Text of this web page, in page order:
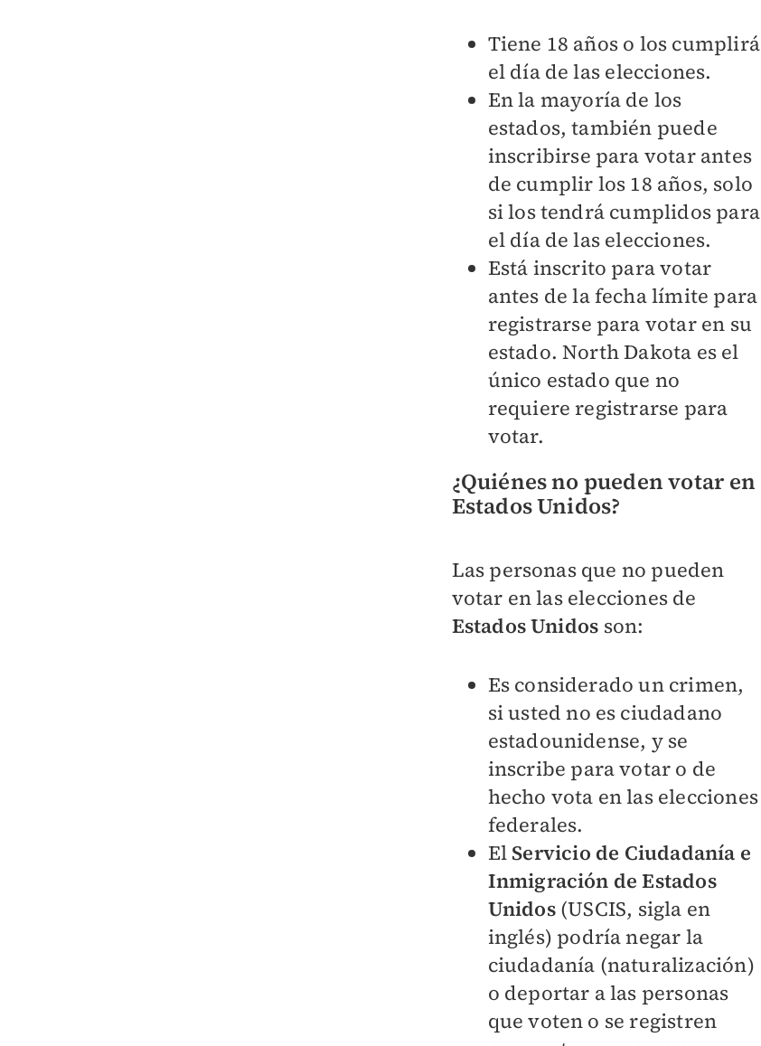
Tiene 18 años o los cumplirá
el día de las elecciones.
En la mayoría de los
estados, también puede
inscribirse para votar antes
de cumplir los 18 años, solo
si los tendrá cumplidos para
el día de las elecciones.
Está inscrito para votar
antes de la fecha límite para
registrarse para votar en su
estado. North Dakota es el
único estado que no
requiere registrarse para
votar.
¿Quiénes no pueden votar en
Estados Unidos?
Las personas que no pueden
votar en las elecciones de
Estados Unidos son:
Es considerado un crimen,
si usted no es ciudadano
estadounidense, y se
inscribe para votar o de
hecho vota en las elecciones
federales.
El Servicio de Ciudadanía e
Inmigración de Estados
Unidos(USCIS, sigla en
inglés) podría negar la
ciudadanía (naturalización)
o deportar a las personas
que voten o se registren